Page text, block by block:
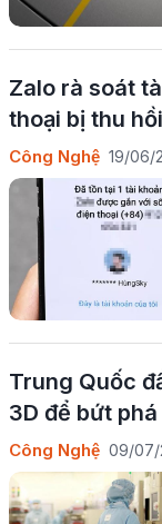
Zalo rà soát
thoại bị thu hồi
Công Nghệ 19/06/
Trung Quốc
3D để bứt
Công Nghệ 09/07/